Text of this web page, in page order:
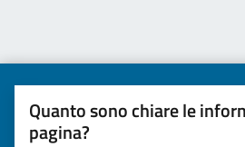
Quanto sono chiare le
pagina?